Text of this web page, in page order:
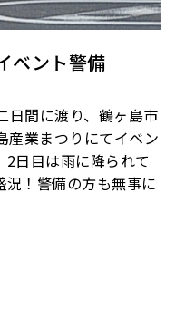
ベント警備
間に渡り、鶴ヶ島市
産業まつりにてイベン
2日目は雨に降られて
！警備の方も無事に